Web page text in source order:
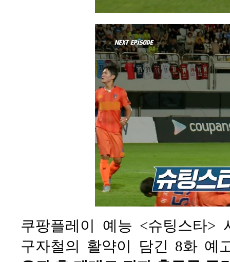
쿠팡플레이 예능 <슈팅스타>
구자철의 활약이 담긴 8화 예